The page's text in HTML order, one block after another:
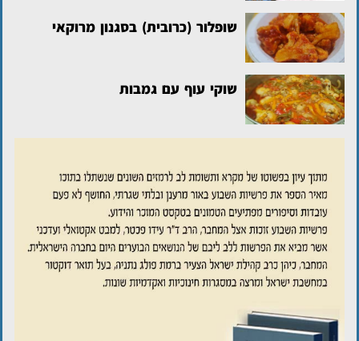
שופלור (כרובית) בסגנון מרוקאי
שוקי עוף עם גמבות